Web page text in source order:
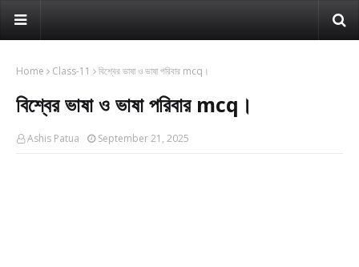
Home Class-11 বিশ্বের ভাষা ও ভাষা পরিবার mcq।
বিশ্বের ভাষা ও ভাষা পরিবার mcq।
Ashis Patua September 21, 2025